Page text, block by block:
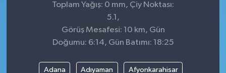
Toplam Yağış: 0 mm, Çiy Noktası:
5.1,
Görüş Mesafesi: 10 km, Gün
Doğumu: 6:14, Gün Batımı: 18:25
Adana Adıyaman Afyonkarahisar